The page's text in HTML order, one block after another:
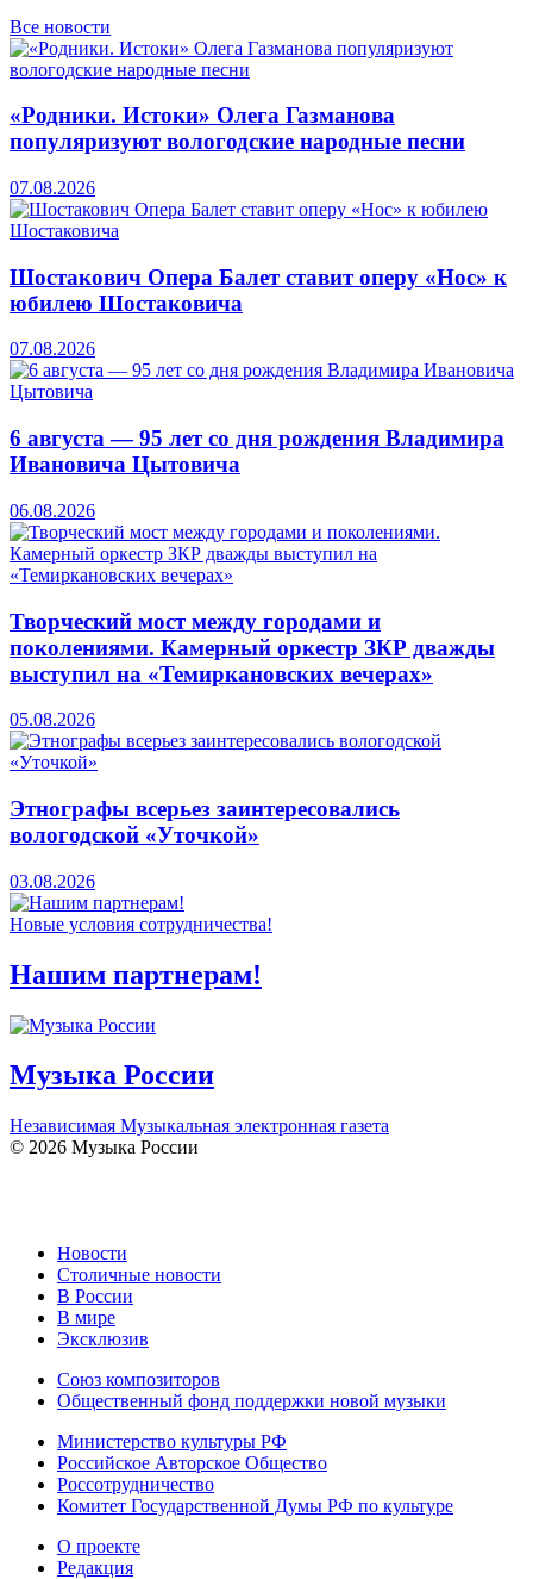
Все новости
«Родники. Истоки» Олега Газманова
популяризуют вологодские народные песни
07.08.2026
Шостакович Опера Балет ставит оперу «Нос» к
юбилею Шостаковича
07.08.2026
6 августа — 95 лет со дня рождения Владимира
Ивановича Цытовича
06.08.2026
Творческий мост между городами и
поколениями. Камерный оркестр ЗКР дважды
выступил на «Темиркановских вечерах»
05.08.2026
Этнографы всерьез заинтересовались
вологодской «Уточкой»
03.08.2026
Новые условия сотрудничества!
Нашим партнерам!
Музыка России
Независимая Музыкальная электронная газета
© 2026 Музыка России
Новости
Столичные новости
В России
В мире
Эксклюзив
Союз композиторов
Общественный фонд поддержки новой музыки
Министерство культуры РФ
Российское Авторское Общество
Россотрудничество
Комитет Государственной Думы РФ по культуре
О проекте
Редакция